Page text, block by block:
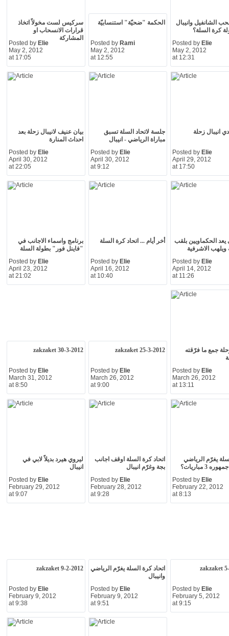
سركيس لست مخولاً اتخاذ
قرارات الانسحاب او
المشاركة
Posted by Elie
May 2, 2012
at 17:05
الحكمة "ضحيّة" استنسابيّة
Posted by Rami
May 2, 2012
at 12:55
الشانفيل وانيبال
كرة السلة؟
Posted by Elie
May 2, 2012
at 12:31
بيان عنيف لانيبال زحلة بعد
احداث المنارة
Posted by Elie
April 30, 2012
at 22:05
جلسة لاتحاد السلة تسبق
مباراة الرياضي - انيبال
Posted by Elie
April 30, 2012
at 9:12
انيبال زحلة
Posted by Elie
April 29, 2012
at 17:50
برنامج واسماء الاجانب في
"فاينل فور" بطولة السلة
Posted by Elie
April 23, 2012
at 21:02
أخر أيام ... اتحاد كرة السلة
Posted by Elie
April 16, 2012
at 10:40
الحكماويين بلقب
ويلهب الاشرفية
Posted by Elie
April 14, 2012
at 11:26
zakzaket 30-3-2012
Posted by Elie
March 31, 2012
at 8:50
zakzaket 25-3-2012
Posted by Elie
March 26, 2012
at 9:00
جمع ما فرّقته
Posted by Elie
March 26, 2012
at 13:11
ليروي هيرد بديلاً لابي في
انيبال
Posted by Elie
February 29, 2012
at 9:07
اتحاد كرة السلة اوقف اجانب
بجة وغرّم انيبال
Posted by Elie
February 28, 2012
at 9:28
يغرّم الرياضي
3 مباريات؟
Posted by Elie
February 22, 2012
at 8:13
zakzaket 9-2-2012
Posted by Elie
February 9, 2012
at 9:38
اتحاد كرة السلة يغرّم الرياضي
وانيبال
Posted by Elie
February 9, 2012
at 9:51
zakzaket
Posted by Elie
February 5, 2012
at 9:15